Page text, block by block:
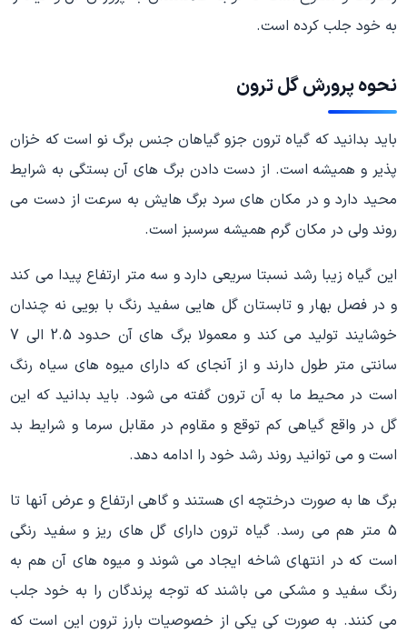
به خود جلب کرده است.
نحوه پرورش گل ترون
باید بدانید که گیاه ترون جزو گیاهان جنس برگ نو است که خزان
پذیر و همیشه است. از دست دادن برگ های آن بستگی به شرایط
محید دارد و در مکان های سرد برگ هایش به سرعت از دست می
روند ولی در مکان گرم همیشه سرسبز است.
این گیاه زیبا رشد نسبتا سریعی دارد و سه متر ارتفاع پیدا می کند
و در فصل بهار و تابستان گل هایی سفید رنگ با بویی نه چندان
خوشایند تولید می کند و معمولا برگ های آن حدود 2.5 الی 7
سانتی متر طول دارند و از آنجای که دارای میوه های سیاه رنگ
است در محیط ما به آن ترون گفته می شود. باید بدانید که این
گل در واقع گیاهی کم توقع و مقاوم در مقابل سرما و شرایط بد
است و می توانید روند رشد خود را ادامه دهد.
برگ ها به صورت درختچه ای هستند و گاهی ارتفاع و عرض آنها تا
5 متر هم می رسد. گیاه ترون دارای گل های ریز و سفید رنگی
است که در انتهای شاخه ایجاد می شوند و میوه های آن هم به
رنگ سفید و مشکی می باشند که توجه پرندگان را به خود جلب
می کنند. به صورت کی یکی از خصوصیات بارز ترون این است که